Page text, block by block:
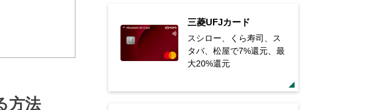
方法
三菱UFJカード
スシロー、くら寿司、ス
タバ、松屋で7%還元、最
大20%還元